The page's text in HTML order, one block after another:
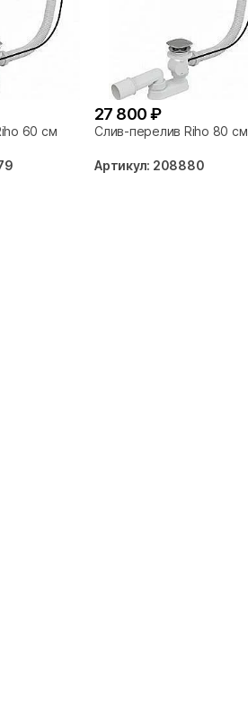
60 см
27 800 ₽
Слив-перелив Riho 80 см
Артикул: 208880